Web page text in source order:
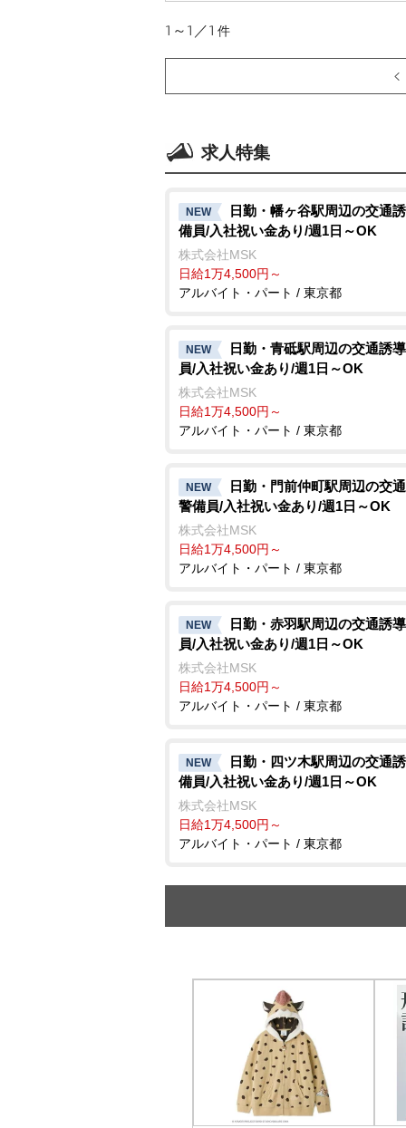
1～1／1 件
求人特集
NEW
日勤・幡ヶ谷駅周辺の交通
備員/入社祝い金あり/週1日～OK
株式会社MSK
日給1万4,500円～
アルバイト・パート / 東京都
NEW
日勤・青砥駅周辺の交通誘
員/入社祝い金あり/週1日～OK
株式会社MSK
日給1万4,500円～
アルバイト・パート / 東京都
NEW
日勤・門前仲町駅周辺の交
警備員/入社祝い金あり/週1日～OK
株式会社MSK
日給1万4,500円～
アルバイト・パート / 東京都
NEW
日勤・赤羽駅周辺の交通誘
員/入社祝い金あり/週1日～OK
株式会社MSK
日給1万4,500円～
アルバイト・パート / 東京都
NEW
日勤・四ツ木駅周辺の交通
備員/入社祝い金あり/週1日～OK
株式会社MSK
日給1万4,500円～
アルバイト・パート / 東京都